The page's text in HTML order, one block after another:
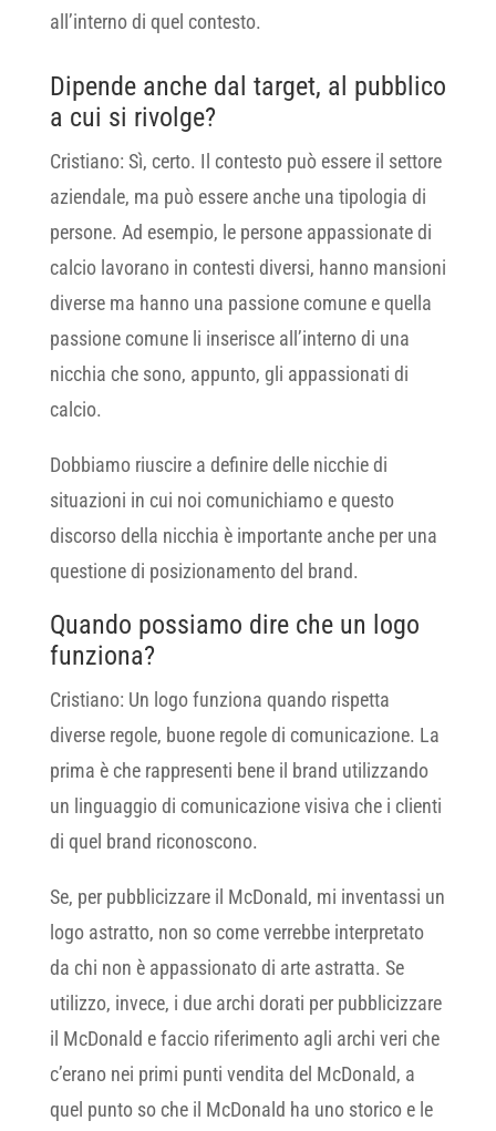
all’interno di quel contesto.
Dipende anche dal target, al pubblico
a cui si rivolge?
Cristiano: Sì, certo. Il contesto può essere il settore
aziendale, ma può essere anche una tipologia di
persone. Ad esempio, le persone appassionate di
calcio lavorano in contesti diversi, hanno mansioni
diverse ma hanno una passione comune e quella
passione comune li inserisce all’interno di una
nicchia che sono, appunto, gli appassionati di
calcio.
Dobbiamo riuscire a definire delle nicchie di
situazioni in cui noi comunichiamo e questo
discorso della nicchia è importante anche per una
questione di posizionamento del brand.
Quando possiamo dire che un logo
funziona?
Cristiano: Un logo funziona quando rispetta
diverse regole, buone regole di comunicazione. La
prima è che rappresenti bene il brand utilizzando
un linguaggio di comunicazione visiva che i clienti
di quel brand riconoscono.
Se, per pubblicizzare il McDonald, mi inventassi un
logo astratto, non so come verrebbe interpretato
da chi non è appassionato di arte astratta. Se
utilizzo, invece, i due archi dorati per pubblicizzare
il McDonald e faccio riferimento agli archi veri che
c’erano nei primi punti vendita del McDonald, a
quel punto so che il McDonald ha uno storico e le